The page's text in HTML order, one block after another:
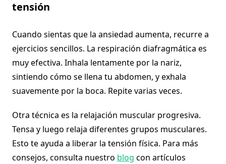
tensión
Cuando sientas que la ansiedad aumenta, recurre a
ejercicios sencillos. La respiración diafragmática es
muy efectiva. Inhala lentamente por la nariz,
sintiendo cómo se llena tu abdomen, y exhala
suavemente por la boca. Repite varias veces.
Otra técnica es la relajación muscular progresiva.
Tensa y luego relaja diferentes grupos musculares.
Esto te ayuda a liberar la tensión física. Para más
consejos, consulta nuestro blog con artículos